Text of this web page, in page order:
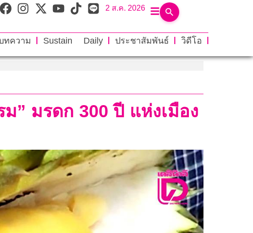
2 ส.ค. 2026
ทความ Sustain Daily ประชาสัมพันธ์
วิดีโอ
” มรดก 300 ปี แห่งเมือง